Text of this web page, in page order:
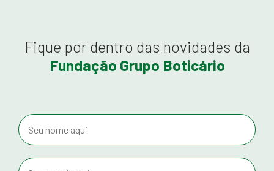
Fique por dentro das novidades da
Fundação Grupo Boticário